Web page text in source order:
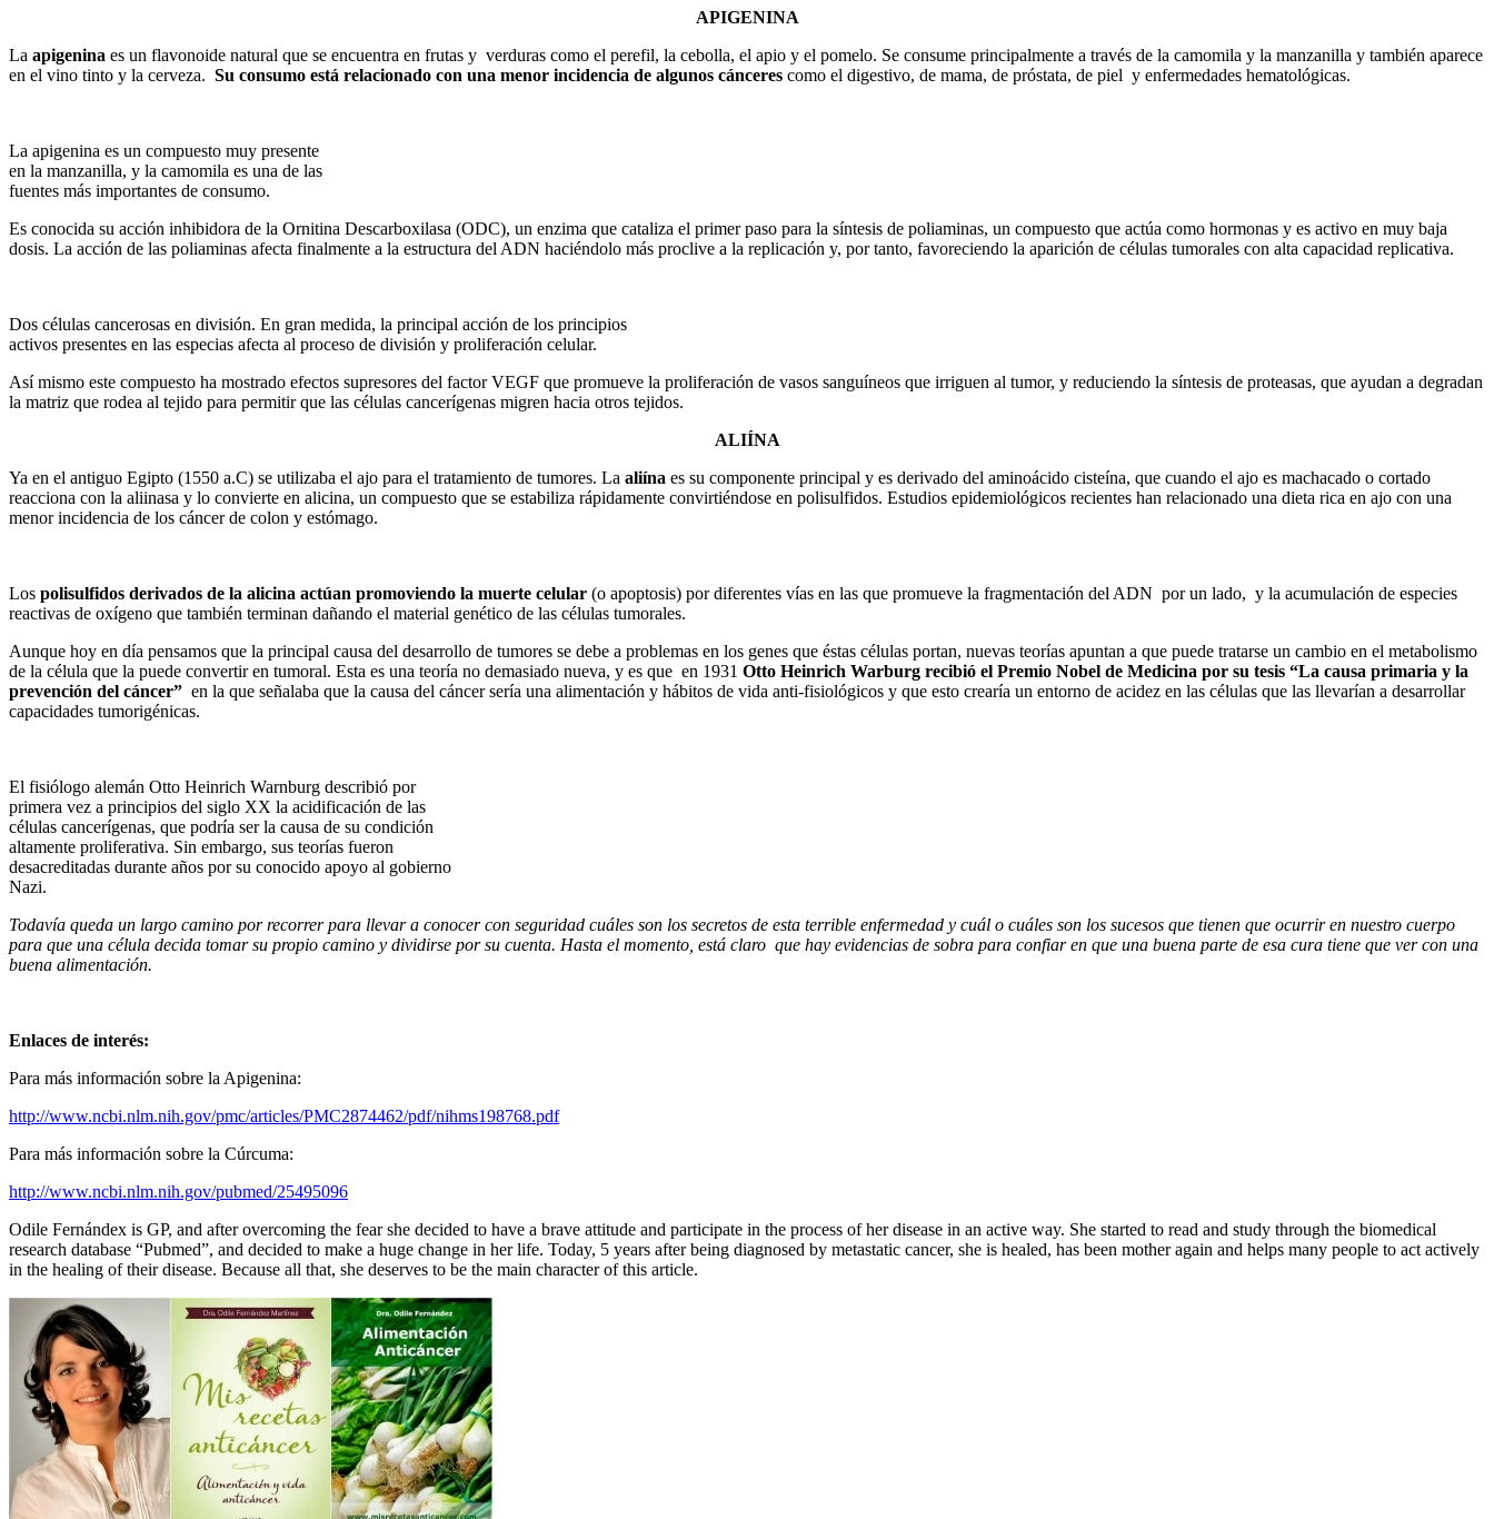
APIGENINA
La apigenina es un flavonoide natural que se encuentra en frutas y verduras como el perefil, la cebolla, el apio y el pomelo. Se consume principalmente a través de la camomila y la manzanilla y también aparece
en el vino tinto y la cerveza. Su consumo está relacionado con una menor incidencia de algunos cánceres como el digestivo, de mama, de próstata, de piel y enfermedades hematológicas.
La apigenina es un compuesto muy presente
en la manzanilla, y la camomila es una de las
fuentes más importantes de consumo.
Es conocida su acción inhibidora de la Ornitina Descarboxilasa (ODC), un enzima que cataliza el primer paso para la síntesis de poliaminas, un compuesto que actúa como hormonas y es activo en muy baja
dosis. La acción de las poliaminas afecta finalmente a la estructura del ADN haciéndolo más proclive a la replicación y, por tanto, favoreciendo la aparición de células tumorales con alta capacidad replicativa.
Dos células cancerosas en división. En gran medida, la principal acción de los principios
activos presentes en las especias afecta al proceso de división y proliferación celular.
Así mismo este compuesto ha mostrado efectos supresores del factor VEGF que promueve la proliferación de vasos sanguíneos que irriguen al tumor, y reduciendo la síntesis de proteasas, que ayudan a degradan
la matriz que rodea al tejido para permitir que las células cancerígenas migren hacia otros tejidos.
ALIÍNA
Ya en el antiguo Egipto (1550 a.C) se utilizaba el ajo para el tratamiento de tumores. La aliína es su componente principal y es derivado del aminoácido cisteína, que cuando el ajo es machacado o cortado
reacciona con la aliinasa y lo convierte en alicina, un compuesto que se estabiliza rápidamente convirtiéndose en polisulfidos. Estudios epidemiológicos recientes han relacionado una dieta rica en ajo con una
menor incidencia de los cáncer de colon y estómago.
Los polisulfidos derivados de la alicina actúan promoviendo la muerte celular (o apoptosis) por diferentes vías en las que promueve la fragmentación del ADN por un lado, y la acumulación de especies
reactivas de oxígeno que también terminan dañando el material genético de las células tumorales.
Aunque hoy en día pensamos que la principal causa del desarrollo de tumores se debe a problemas en los genes que éstas células portan, nuevas teorías apuntan a que puede tratarse un cambio en el metabolismo
de la célula que la puede convertir en tumoral. Esta es una teoría no demasiado nueva, y es que en 1931 Otto Heinrich Warburg recibió el Premio Nobel de Medicina por su tesis “La causa primaria y la
prevención del cáncer” en la que señalaba que la causa del cáncer sería una alimentación y hábitos de vida anti-fisiológicos y que esto crearía un entorno de acidez en las células que las llevarían a desarrollar
capacidades tumorigénicas.
El fisiólogo alemán Otto Heinrich Warnburg describió por
primera vez a principios del siglo XX la acidificación de las
células cancerígenas, que podría ser la causa de su condición
altamente proliferativa. Sin embargo, sus teorías fueron
desacreditadas durante años por su conocido apoyo al gobierno
Nazi.
Todavía queda un largo camino por recorrer para llevar a conocer con seguridad cuáles son los secretos de esta terrible enfermedad y cuál o cuáles son los sucesos que tienen que ocurrir en nuestro cuerpo
para que una célula decida tomar su propio camino y dividirse por su cuenta. Hasta el momento, está claro que hay evidencias de sobra para confiar en que una buena parte de esa cura tiene que ver con una
buena alimentación.
Enlaces de interés:
Para más información sobre la Apigenina:
http://www.ncbi.nlm.nih.gov/pmc/articles/PMC2874462/pdf/nihms198768.pdf
Para más información sobre la Cúrcuma:
http://www.ncbi.nlm.nih.gov/pubmed/25495096
Odile Fernándex is GP, and after overcoming the fear she decided to have a brave attitude and participate in the process of her disease in an active way. She started to read and study through the biomedical
research database “Pubmed”, and decided to make a huge change in her life. Today, 5 years after being diagnosed by metastatic cancer, she is healed, has been mother again and helps many people to act actively
in the healing of their disease. Because all that, she deserves to be the main character of this article.